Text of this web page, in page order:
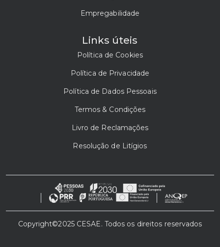
Empregabilidade
Links úteis
Política de Cookies
Política de Privacidade
Política de Dados Pessoais
Termos & Condições
Livro de Reclamações
Resolução de Litígios
Copyright©2025 CESAE. Todos os direitos reservados